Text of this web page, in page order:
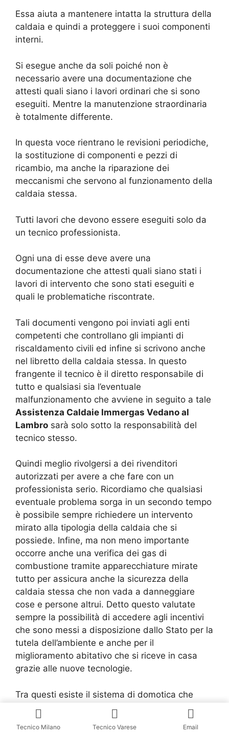
Essa aiuta a mantenere intatta la struttura della
caldaia e quindi a proteggere i suoi componenti
interni.
Si esegue anche da soli poiché non è
necessario avere una documentazione che
attesti quali siano i lavori ordinari che si sono
eseguiti. Mentre la manutenzione straordinaria
è totalmente differente.
In questa voce rientrano le revisioni periodiche,
la sostituzione di componenti e pezzi di
ricambio, ma anche la riparazione dei
meccanismi che servono al funzionamento della
caldaia stessa.
Tutti lavori che devono essere eseguiti solo da
un tecnico professionista.
Ogni una di esse deve avere una
documentazione che attesti quali siano stati i
lavori di intervento che sono stati eseguiti e
quali le problematiche riscontrate.
Tali documenti vengono poi inviati agli enti
competenti che controllano gli impianti di
riscaldamento civili ed infine si scrivono anche
nel libretto della caldaia stessa. In questo
frangente il tecnico è il diretto responsabile di
tutto e qualsiasi sia l’eventuale
malfunzionamento che avviene in seguito a tale
Assistenza Caldaie Immergas Vedano al
Lambro sarà solo sotto la responsabilità del
tecnico stesso.
Quindi meglio rivolgersi a dei rivenditori
autorizzati per avere a che fare con un
professionista serio. Ricordiamo che qualsiasi
eventuale problema sorga in un secondo tempo
è possibile sempre richiedere un intervento
mirato alla tipologia della caldaia che si
possiede. Infine, ma non meno importante
occorre anche una verifica dei gas di
combustione tramite apparecchiature mirate
tutto per assicura anche la sicurezza della
caldaia stessa che non vada a danneggiare
cose e persone altrui. Detto questo valutate
sempre la possibilità di accedere agli incentivi
che sono messi a disposizione dallo Stato per la
tutela dell’ambiente e anche per il
miglioramento abitativo che si riceve in casa
grazie alle nuove tecnologie.
Tra questi esiste il sistema di domotica che
interviene direttamente sul riscaldamento in
modo da aumentare il controllo del
riscaldamento e i consumi che si hanno,
Tecnico Milano Tecnico Varese Email